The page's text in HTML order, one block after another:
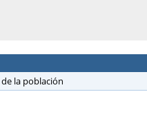
la población